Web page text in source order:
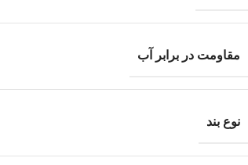
مقاومت در برابر آب
نوع بند